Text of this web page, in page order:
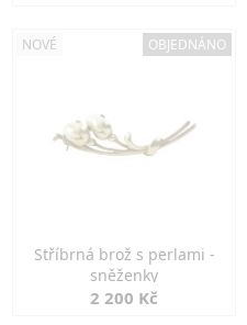
NOVÉ OBJEDNÁNO
Stříbrná brož s perlami -
sněženky
2 200 Kč